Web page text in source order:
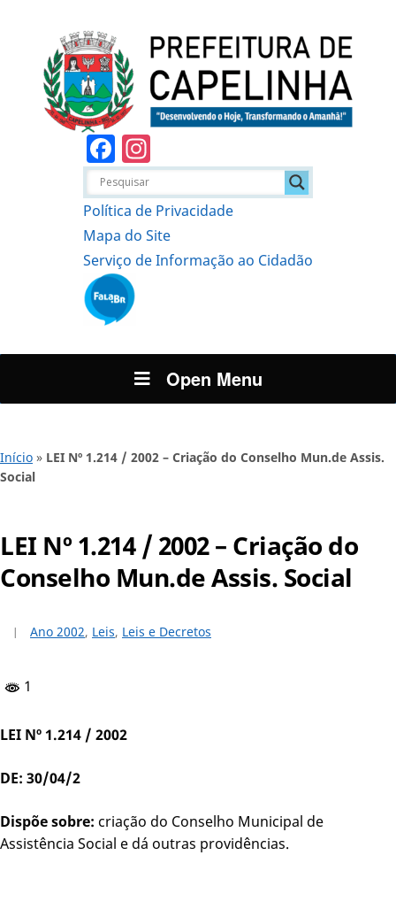
Facebook
Política de Privacidade
Mapa do Site
Serviço de Informação ao Cidadão
Open Menu
Início » LEI Nº 1.214 / 2002 – Criação do Conselho Mun.de Assis.
Social
LEI Nº 1.214 / 2002 – Criação do
Conselho Mun.de Assis. Social
Ano 2002, Leis, Leis e Decretos
1
LEI Nº 1.214 / 2002
DE: 30/04/2
Dispõe sobre: criação do Conselho Municipal de
Assistência Social e dá outras providências.